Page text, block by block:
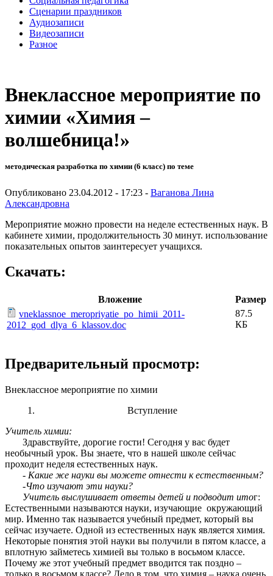
Сценарии праздников
Аудиозаписи
Видеозаписи
Разное
Внеклассное мероприятие по
химии «Химия –
волшебница!»
методическая разработка по химии (6 класс) по теме
Опубликовано 23.04.2012 - 17:23 - Ваганова Лина
Александровна
Мероприятие можно провести на неделе естественных наук. В
кабинете химии, продолжительность 30 минут. использование
показательных опытов заинтересует учащихся.
Скачать:
Вложение
Размер
vneklassnoe_meropriyatie_po_himii_2011-
2012_god_dlya_6_klassov.doc
87.5
КБ
Предварительный просмотр:
Внеклассное мероприятие по химии
Вступление
Учитель химии:
Здравствуйте, дорогие гости! Сегодня у вас будет
необычный урок. Вы знаете, что в нашей школе сейчас
проходит неделя естественных наук.
- Какие же науки вы можете отнести к естественным?
-Что изучают эти науки?
Учитель выслушивает ответы детей и подводит итог:
Естественными называются науки, изучающие окружающий
мир. Именно так называется учебный предмет, который вы
сейчас изучаете. Одной из естественных наук является химия.
Некоторые понятия этой науки вы получили в пятом классе, а
вплотную займетесь химией вы только в восьмом классе.
Почему же этот учебный предмет вводится так поздно –